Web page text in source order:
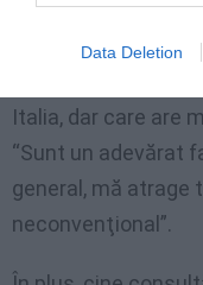
Data Deletion
Promovarea se
Italia, dar care are
“Sunt un adevărat
general, mă atrage
neconvenţional”.